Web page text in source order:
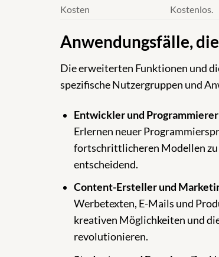
Kosten
Kostenlos.
Anwendungsfälle,
Die erweiterten Funktionen und
spezifische Nutzergruppen und
Entwickler und
Erlernen neuer
fortschrittlicheren Modellen zu
entscheidend.
Content-Ersteller und
Werbetexten, E-Mails und
kreativen Möglichkeiten und
revolutionieren.